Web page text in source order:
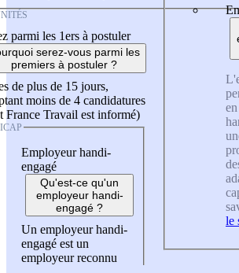
parmi les 1ers à postuler
serez-vous parmi les
premiers à postuler ?
de plus de 15 jours,
moins de 4 candidatures
France Travail est informé)
Employeur handi-
engagé
Qu'est-ce qu'un
employeur handi-
engagé ?
Un employeur handi-
engagé est un
employeur reconnu
le